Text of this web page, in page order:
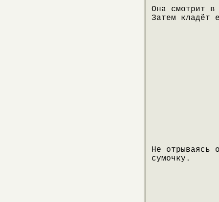
Она смотрит в
Затем кладёт
Не отрываясь
сумочку.